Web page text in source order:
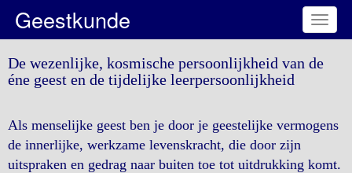
Toggle
Geestkunde
De wezenlijke, kosmische persoonlijkheid van de
éne geest en de tijdelijke leerpersoonlijkheid
Als menselijke geest ben je door je geestelijke vermogens
de innerlijke, werkzame levenskracht, die door zijn
uitspraken en gedrag naar buiten toe tot uitdrukking komt.